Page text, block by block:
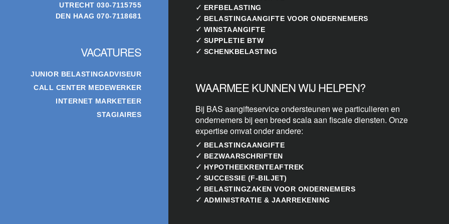
UTRECHT 030-7115755
DEN HAAG 070-7118681
VACATURES
JUNIOR BELASTINGADVISEUR
CALL CENTER MEDEWERKER
INTERNET MARKETEER
STAGIAIRES
✓ ERFBELASTING
✓ BELASTINGAANGIFTE VOOR ONDERNEMERS
✓ WINSTAANGIFTE
✓ SUPPLETIE BTW
✓ SCHENKBELASTING
WAARMEE KUNNEN WIJ HELPEN?
Bij BAS aangifteservice ondersteunen we particulieren en
ondernemers bij een breed scala aan fiscale diensten. Onze
expertise omvat onder andere:
✓ BELASTINGAANGIFTE
✓ BEZWAARSCHRIFTEN
✓ HYPOTHEEKRENTEAFTREK
✓ SUCCESSIE (F-BILJET)
✓ BELASTINGZAKEN VOOR ONDERNEMERS
✓ ADMINISTRATIE & JAARREKENING